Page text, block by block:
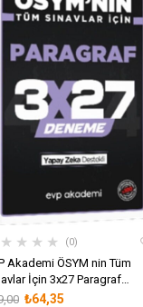
★ ★ ★ ★ 0
Akademi ÖSYM nin Tüm
İçin 3x27 Paragraf
₺64,35
ÜRÜN